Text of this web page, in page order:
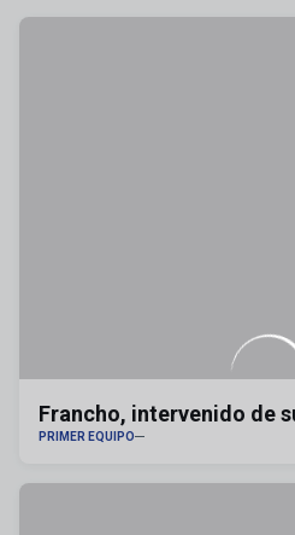
Francho, intervenido de
PRIMER EQUIPO